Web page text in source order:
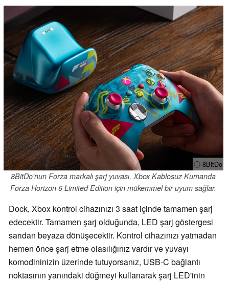
ⓘ 8BitDo
8BitDo'nun Forza markalı şarj yuvası, Xbox Kablosuz Kumanda
Forza Horizon 6 Limited Edition için mükemmel bir uyum sağlar.
Dock, Xbox kontrol cihazınızı 3 saat içinde tamamen şarj
edecektir. Tamamen şarj olduğunda, LED şarj göstergesi
sarıdan beyaza dönüşecektir. Kontrol cihazınızı yatmadan
hemen önce şarj etme olasılığınız vardır ve yuvayı
komodininizin üzerinde tutuyorsanız, USB-C bağlantı
noktasının yanındaki düğmeyi kullanarak şarj LED'inin